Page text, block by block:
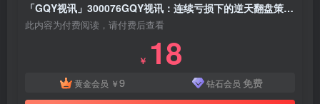
「GQY视讯」300076GQY视讯：连续亏损下的逆天翻盘策略，你绝对会后悔没看！
此内容为付费阅读，请付费后查看
￥ 18
黄金会员 ￥9 钻石会员 免费